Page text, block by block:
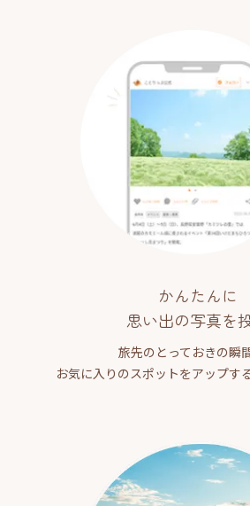
かんたんに
思い出の写真を
旅先のとっておきの瞬
お気に入りのスポットをアップす